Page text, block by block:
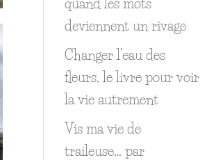
quand les mots
deviennent un rivage
Changer l’eau des
fleurs, le livre pour voir
la vie autrement
Vis ma vie de
traileuse… par